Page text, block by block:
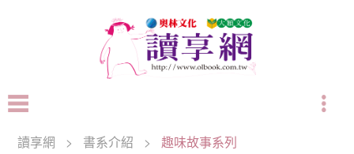
讀享網 > 書系介紹 > 趣味故事系列